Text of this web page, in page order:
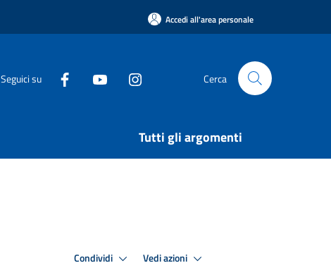
Accedi all'area personale
Seguici su Cerca
Tutti gli argomenti
Condividi Vedi azioni